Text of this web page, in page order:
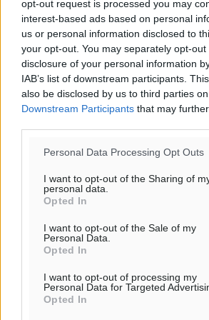
opt-out request is processed you may
interest-based ads based on personal
us or personal information disclosed to
your opt-out. You may separately opt-
disclosure of your personal information
IAB’s list of downstream participants.
also be disclosed by us to third parties
Downstream Participants that may
Personal Data Processing Opt Outs
I want to opt-out of the Sharing of
personal data.
Opted In
I want to opt-out of the Sale of my
Personal Data.
Opted In
I want to opt-out of processing my
Personal Data for Targeted
Opted In
ιστοσελίδες είναι απαραίτητη η χρήση
παρεχόμενου συνδέσμου
της Δημοκρατικής.
αίθριος καιρός
°
πρόγνωση: